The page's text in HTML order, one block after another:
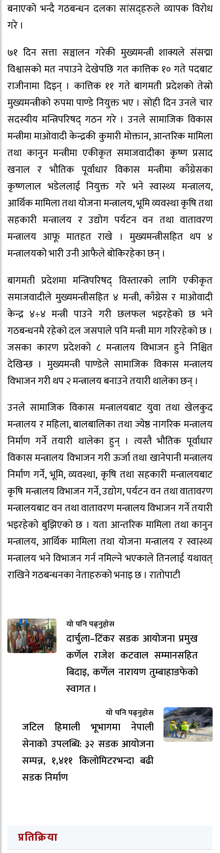
बनाएको भन्दै गठबन्धन दलका सांसद्हरुले व्यापक विरोध
गरे ।
७१ दिन सत्ता सञ्चालन गरेकी मुख्यमन्त्री शाक्यले संसद्मा
विश्वासको मत नपाउने देखेपछि गत कात्तिक १० गते पदबाट
राजीनामा दिइन् । कात्तिक ११ गते बागमती प्रदेशको तेस्रो
मुख्यमन्त्रीको रुपमा पाण्डे नियुक्त भए । सोही दिन उनले चार
सदस्यीय मन्त्रिपरिषद् गठन गरे । उनले सामाजिक विकास
मन्त्रीमा माओवादी केन्द्रकी कुमारी मोक्तान, आन्तरिक मामिला
तथा कानुन मन्त्रीमा एकीकृत समाजवादीका कृष्ण प्रसाद
खनाल र भौतिक पूर्वाधार विकास मन्त्रीमा काँग्रेसका
कृष्णलाल भडेललाई नियुक्त गरे भने स्वास्थ्य मन्त्रालय,
आर्थिक मामिला तथा योजना मन्त्रालय, भूमि व्यवस्था कृषि तथा
सहकारी मन्त्रालय र उद्योग पर्यटन वन तथा वातावरण
मन्त्रालय आफू मातहत राखे । मुख्यमन्त्रीसहित थप ४
मन्त्रालयको भारी उनी आफैले बोकिरहेका छन् ।
बागमती प्रदेशमा मन्त्रिपरिषद् विस्तारको लागि एकीकृत
समाजवादीले मुख्यमन्त्रीसहित ४ मन्त्री, काँग्रेस र माओवादी
केन्द्र ४÷४ मन्त्री पाउने गरी छलफल भइरहेको छ भने
गठबन्धनमै रहेको दल जसपाले पनि मन्त्री माग गरिरहेको छ ।
जसका कारण प्रदेशको ८ मन्त्रालय विभाजन हुने निश्चित
देखिन्छ । मुख्यमन्त्री पाण्डेले सामाजिक विकास मन्त्रालय
विभाजन गरी थप २ मन्त्रालय बनाउने तयारी थालेका छन् ।
उनले सामाजिक विकास मन्त्रालयबाट युवा तथा खेलकुद
मन्त्रालय र महिला, बालबालिका तथा ज्येष्ठ नागरिक मन्त्रालय
निर्माण गर्ने तयारी थालेका हुन् । त्यस्तै भौतिक पूर्वाधार
विकास मन्त्रालय विभाजन गरी ऊर्जा तथा खानेपानी मन्त्रालय
निर्माण गर्ने, भूमि, व्यवस्था, कृषि तथा सहकारी मन्त्रालयबाट
कृषि मन्त्रालय विभाजन गर्ने, उद्योग, पर्यटन वन तथा वातावरण
मन्त्रालयबाट वन तथा वातावरण मन्त्रालय विभाजन गर्ने तयारी
भइरहेको बुझिएको छ । यता आन्तरिक मामिला तथा कानुन
मन्त्रालय, आर्थिक मामिला तथा योजना मन्त्रालय र स्वास्थ्य
मन्त्रालय भने विभाजन गर्न नमिल्ने भएकाले तिनलाई यथावत्
राखिने गठबन्धनका नेताहरुको भनाइ छ । रातोपाटी
यो पनि पढ्नुहोस
दार्चुला–टिंकर सडक आयोजना प्रमुख
कर्णेल राजेश कटवाल सम्मानसहित
बिदाइ, कर्णेल नारायण तुम्बाहाङफेको
स्वागत ।
यो पनि पढ्नुहोस
जटिल हिमाली भूभागमा नेपाली
सेनाको उपलब्धि: ३२ सडक आयोजना
सम्पन्न, १,४११ किलोमिटरभन्दा बढी
सडक निर्माण
प्रतिक्रिया